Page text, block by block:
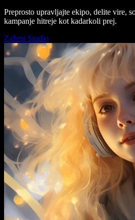
Preprosto upravljajte ekipo, delite vire,
kampanje hitreje kot kadarkoli prej.
Zaženi Studio